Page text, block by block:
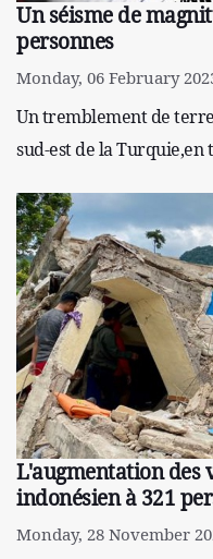
Un séisme de
personnes
Monday, 06 February
Un tremblement de
sud-est de la Turquie,en
L'augmentation des
indonésien à 321
Monday, 28 November